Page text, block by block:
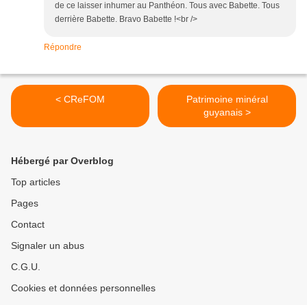
de ce laisser inhumer au Panthéon. Tous avec Babette. Tous
derrière Babette. Bravo Babette !<br />
Répondre
< CReFOM
Patrimoine minéral
guyanais >
Hébergé par Overblog
Top articles
Pages
Contact
Signaler un abus
C.G.U.
Cookies et données personnelles